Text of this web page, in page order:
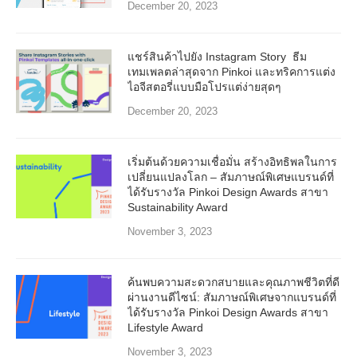
December 20, 2023
แชร์สินค้าไปยัง Instagram Story ธีม
เทมเพลตล่าสุดจาก Pinkoi และทริคการแต่ง
ไอจีสตอรี่แบบมือโปรแต่ง่ายสุดๆ
December 20, 2023
เริ่มต้นด้วยความเชื่อมั่น สร้างอิทธิพลในการ
เปลี่ยนแปลงโลก – สัมภาษณ์พิเศษแบรนด์ที่
ได้รับรางวัล Pinkoi Design Awards สาขา
Sustainability Award
November 3, 2023
ค้นพบความสะดวกสบายและคุณภาพชีวิตที่ดี
ผ่านงานดีไซน์: สัมภาษณ์พิเศษจากแบรนด์ที่
ได้รับรางวัล Pinkoi Design Awards สาขา
Lifestyle Award
November 3, 2023